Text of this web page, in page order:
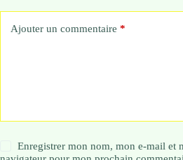
Ajouter un commentaire *
Enregistrer mon nom, mon e-mail et